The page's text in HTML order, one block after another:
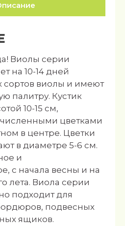
Виолы серии
на 10-14 дней
виолы и имеют
палитру. Кустик
10-15 см,
цветками
в центре. Цветки
в диаметре 5-6 см.
и
с начала весны и на
лета. Виола серии
подходит для
подвесных
ящиков.